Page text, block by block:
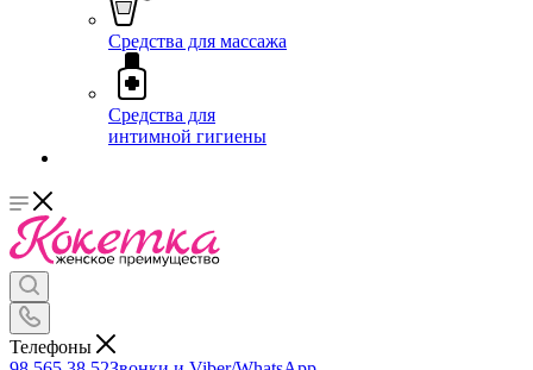
Средства для массажа
Средства для
интимной гигиены
Телефоны